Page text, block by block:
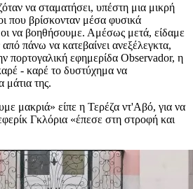
να σταματήσει, υπέστη μια μικρή
που βρίσκονταν μέσα φυσικά
να βοηθήσουμε. Αμέσως μετά, είδαμε
πάνω να κατεβαίνει ανεξέλεγκτα,
πορτογαλική εφημερίδα Observador, η
- καρέ το δυστύχημα να
μάτια της.
μακριά» είπε η Τερέζα ντ'Αβό, για να
Γκλόρια «έπεσε στη στροφή και